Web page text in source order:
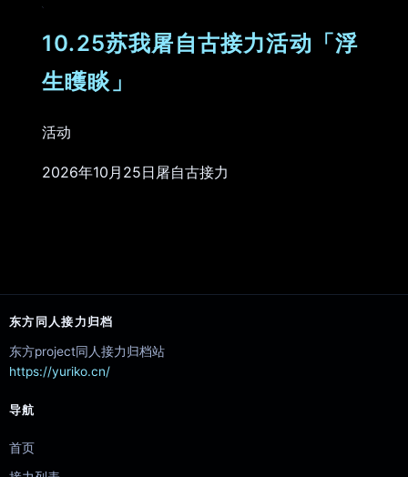
10.25苏我屠自古接力活动「浮
生矆睒」
活动
2026年10月25日屠自古接力
东方同人接力归档
东方project同人接力归档站
https://yuriko.cn/
导航
首页